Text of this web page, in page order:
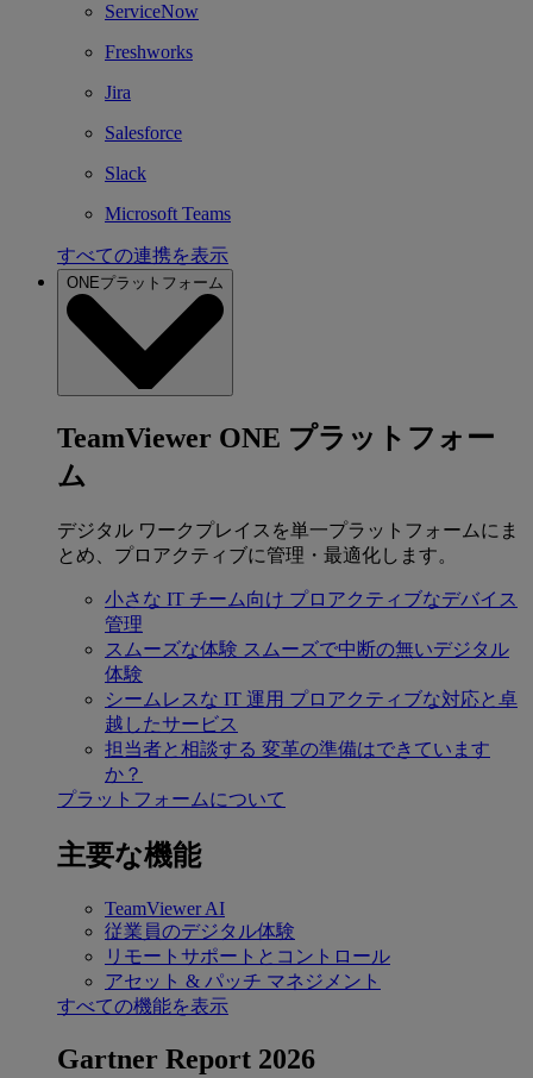
ServiceNow
Freshworks
Jira
Salesforce
Slack
Microsoft Teams
すべての連携を表示
ONEプラットフォーム
TeamViewer ONE プラットフォー
ム
デジタル ワークプレイスを単一プラットフォームにま
とめ、プロアクティブに管理・最適化します。
小さな IT チーム向け プロアクティブなデバイス
管理
スムーズな体験 スムーズで中断の無いデジタル
体験
シームレスな IT 運用 プロアクティブな対応と卓
越したサービス
担当者と相談する 変革の準備はできています
か？
プラットフォームについて
主要な機能
TeamViewer AI
従業員のデジタル体験
リモートサポートとコントロール
アセット & パッチ マネジメント
すべての機能を表示
Gartner Report 2026